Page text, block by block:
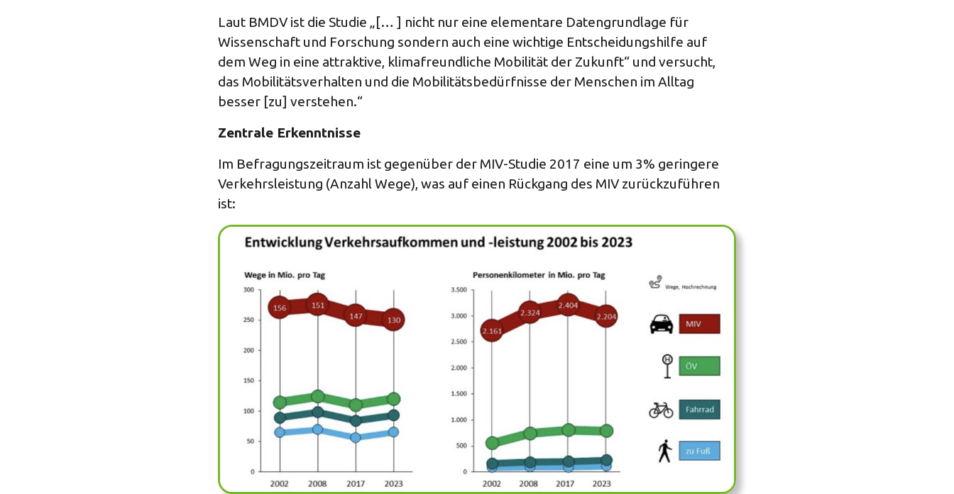
Laut BMDV ist die Studie „[… ] nicht nur eine elementare Datengrundlage für
Wissenschaft und Forschung sondern auch eine wichtige Entscheidungshilfe auf
dem Weg in eine attraktive, klimafreundliche Mobilität der Zukunft“ und versucht,
das Mobilitätsverhalten und die Mobilitätsbedürfnisse der Menschen im Alltag
besser [zu] verstehen.“
Zentrale Erkenntnisse
Im Befragungszeitraum ist gegenüber der MIV-Studie 2017 eine um 3% geringere
Verkehrsleistung (Anzahl Wege), was auf einen Rückgang des MIV zurückzuführen
ist: